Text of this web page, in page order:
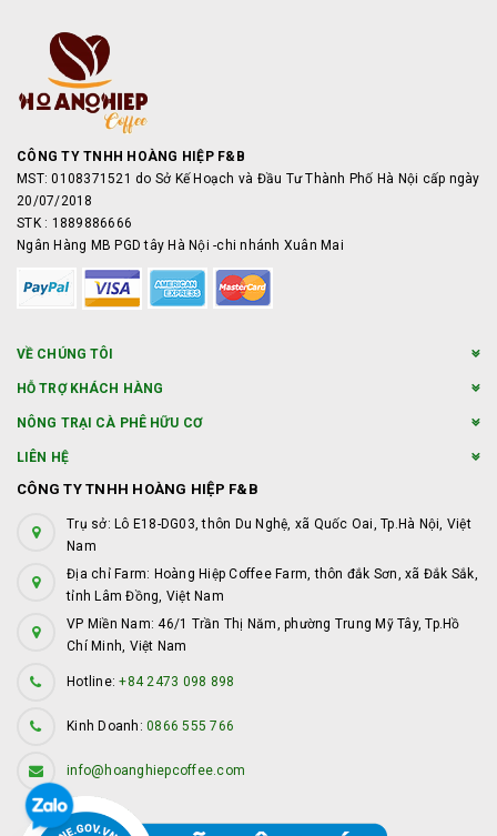
CÔNG TY TNHH HOÀNG HIỆP F&B
MST: 0108371521 do Sở Kế Hoạch và Đầu Tư Thành Phố Hà Nội cấp ngày
20/07/2018
STK : 1889886666
Ngân Hàng MB PGD tây Hà Nội -chi nhánh Xuân Mai
VỀ CHÚNG TÔI
HỖ TRỢ KHÁCH HÀNG
NÔNG TRẠI CÀ PHÊ HỮU CƠ
LIÊN HỆ
CÔNG TY TNHH HOÀNG HIỆP F&B
Trụ sở: Lô E18-DG03, thôn Du Nghệ, xã Quốc Oai, Tp.Hà Nội, Việt
Nam
Địa chỉ Farm: Hoàng Hiệp Coffee Farm, thôn đắk Sơn, xã Đắk Sắk,
tỉnh Lâm Đồng, Việt Nam
VP Miền Nam: 46/1 Trần Thị Năm, phường Trung Mỹ Tây, Tp.Hồ
Chí Minh, Việt Nam
Hotline:+84 2473 098 898
Kinh Doanh: 0866 555 766
info@hoanghiepcoffee.com